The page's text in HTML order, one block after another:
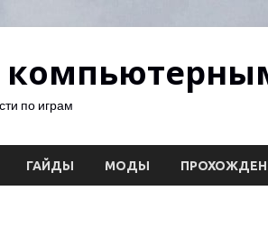
по играм
ГАЙДЫ МОДЫ